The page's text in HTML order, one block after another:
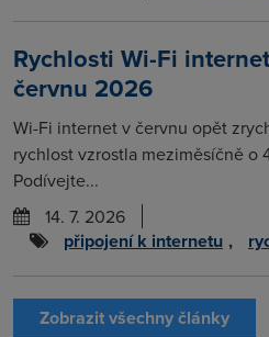
Rychlosti Wi-Fi
červnu 2026
Wi-Fi internet v červnu opět
rychlost vzrostla meziměsíčně o
Podívejte...
14. 7. 2026
připojení k internetu ,
Zobrazit všechny články